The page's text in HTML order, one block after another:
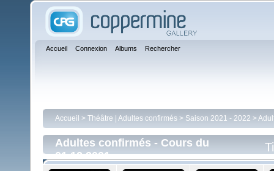
Accueil Connexion Albums Rechercher
Accueil > Théâtre | Adultes confirmés > Saison 2021 - 2022 >
Adultes confirmés - Cours du
01.12.2021